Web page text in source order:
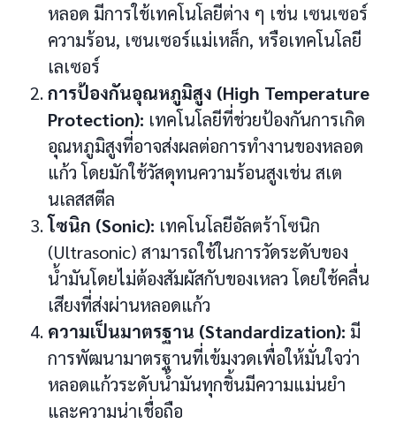
หลอด มีการใช้เทคโนโลยีต่าง ๆ เช่น เซนเซอร์
ความร้อน, เซนเซอร์แม่เหล็ก, หรือเทคโนโลยี
เลเซอร์
การป้องกันอุณหภูมิสูง (High Temperature
Protection): เทคโนโลยีที่ช่วยป้องกันการเกิด
อุณหภูมิสูงที่อาจส่งผลต่อการทำงานของหลอด
แก้ว โดยมักใช้วัสดุทนความร้อนสูงเช่น สเต
นเลสสตีล
โซนิก (Sonic): เทคโนโลยีอัลตร้าโซนิก
(Ultrasonic) สามารถใช้ในการวัดระดับของ
น้ำมันโดยไม่ต้องสัมผัสกับของเหลว โดยใช้คลื่น
เสียงที่ส่งผ่านหลอดแก้ว
ความเป็นมาตรฐาน (Standardization): มี
การพัฒนามาตรฐานที่เข้มงวดเพื่อให้มั่นใจว่า
หลอดแก้วระดับน้ำมันทุกชิ้นมีความแม่นยำ
และความน่าเชื่อถือ